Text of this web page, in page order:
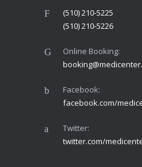
(510) 210-5225
(510) 210-5226
Online Booking:
Facebook:
facebook.com/
Twitter:
twitter.com/